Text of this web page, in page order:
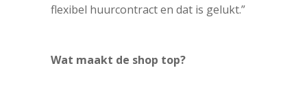
flexibel huurcontract en dat is gelukt.”
Wat maakt de shop top?